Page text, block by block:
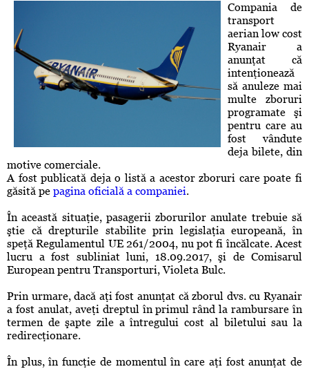
Compania de
transport
aerian low cost
Ryanair a
anunţat că
intenţionează
să anuleze mai
multe zboruri
programate şi
pentru care au
fost vândute
deja bilete, din
motive comerciale.
A fost publicată deja o listă a acestor zboruri care poate fi
găsită pe pagina oficială a companiei.
În această situaţie, pasagerii zborurilor anulate trebuie să
ştie că drepturile stabilite prin legislaţia europeană, în
speţă Regulamentul UE 261/2004, nu pot fi încălcate. Acest
lucru a fost subliniat luni, 18.09.2017, şi de Comisarul
European pentru Transporturi, Violeta Bulc.
Prin urmare, dacă aţi fost anunţat că zborul dvs. cu Ryanair
a fost anulat, aveţi dreptul în primul rând la rambursare în
termen de şapte zile a întregului cost al biletului sau la
redirecţionare.
În plus, în funcţie de momentul în care aţi fost anunţat de